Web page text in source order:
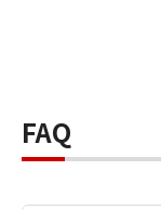
FAQ